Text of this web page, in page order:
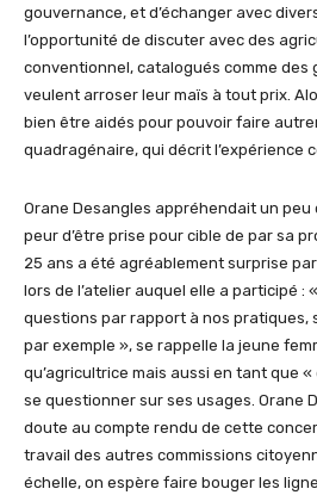
gouvernance, et d’échanger avec
l’opportunité de discuter avec des
conventionnel, catalogués comme des
veulent arroser leur maïs à tout prix.
bien être aidés pour pouvoir faire
quadragénaire, qui décrit l’expérience
Orane Desangles appréhendait un peu
peur d’être prise pour cible de par sa
25 ans a été agréablement surprise
lors de l’atelier auquel elle a participé :
questions par rapport à nos pratiques,
par exemple », se rappelle la jeune
qu’agricultrice mais aussi en tant que
se questionner sur ses usages. Orane
doute au compte rendu de cette
travail des autres commissions
échelle, on espère faire bouger les